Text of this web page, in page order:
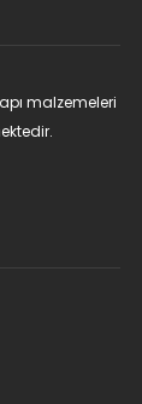
malzemeleri